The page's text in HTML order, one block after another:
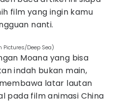
film yang ingin kamu
nanti.
Pictures/Deep Sea)
Moana yang bisa
indah bukan main,
latar lautan
pada film animasi China